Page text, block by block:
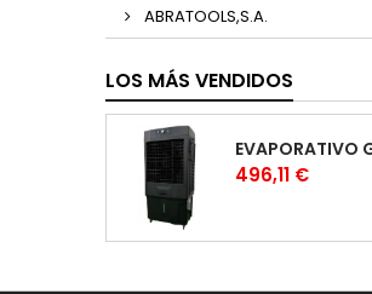
ABRATOOLS,S.A.
LOS MÁS VENDIDOS
Precio
496,11 €